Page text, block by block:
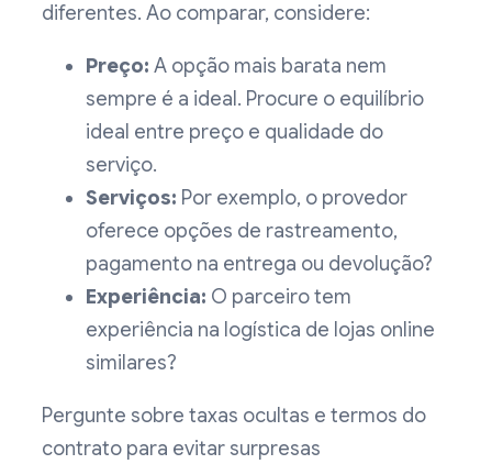
diferentes. Ao comparar, considere:
Preço: A opção mais barata nem
sempre é a ideal. Procure o equilíbrio
ideal entre preço e qualidade do
serviço.
Serviços: Por exemplo, o provedor
oferece opções de rastreamento,
pagamento na entrega ou devolução?
Experiência: O parceiro tem
experiência na logística de lojas online
similares?
Pergunte sobre taxas ocultas e termos do
contrato para evitar surpresas